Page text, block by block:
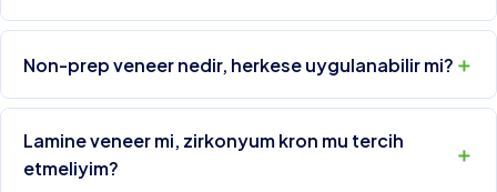
Non-prep veneer nedir, herkese uygulanabilir mi?
Lamine veneer mi, zirkonyum kron mu tercih
etmeliyim?